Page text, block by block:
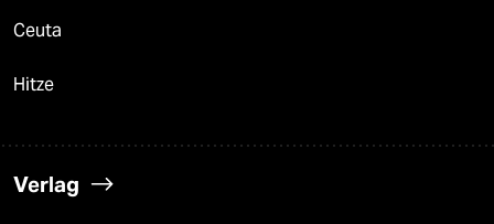
Ceuta
Hitze
Verlag